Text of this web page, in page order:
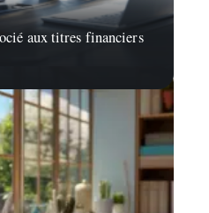
aux titres financiers